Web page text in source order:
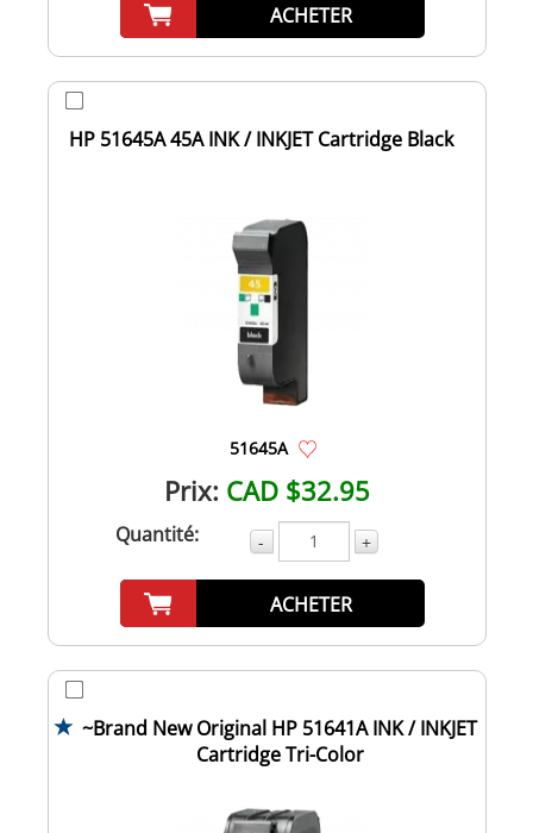
ACHETER
HP 51645A 45A INK / INKJET Cartridge Black
51645A
Prix: CAD $32.95
Quantité: - +
ACHETER
~Brand New Original HP 51641A INK / INKJET
Cartridge Tri-Color